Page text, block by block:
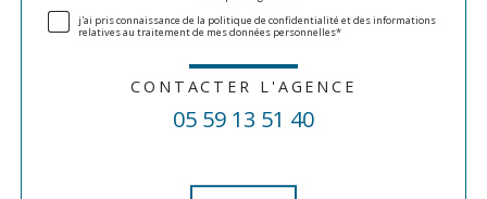
j'ai pris connaissance de la politique de confidentialité et des informations
relatives au traitement de mes données personnelles*
CONTACTER L'AGENCE
05 59 13 51 40